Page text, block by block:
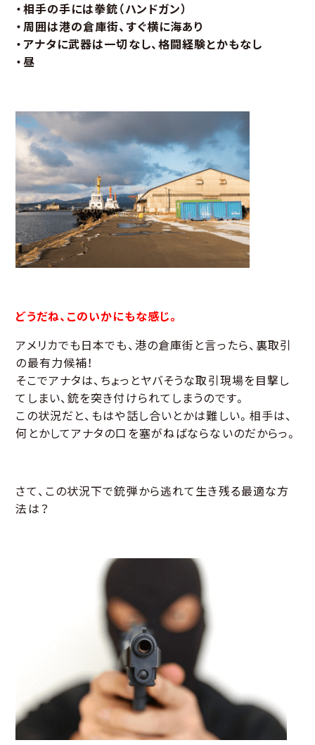
・相手の手には拳銃（ハンドガン）
・周囲は港の倉庫街、すぐ横に海あり
・アナタに武器は一切なし、格闘経験とかもなし
・昼
どうだね、このいかにもな感じ。
アメリカでも日本でも、港の倉庫街と言ったら、裏取引
の最有力候補！
そこでアナタは、ちょっとヤバそうな取引現場を目撃し
てしまい、銃を突き付けられてしまうのです。
この状況だと、もはや話し合いとかは難しい。相手は、
何とかしてアナタの口を塞がねばならないのだからっ。
さて、この状況下で銃弾から逃れて生き残る最適な方
法は？